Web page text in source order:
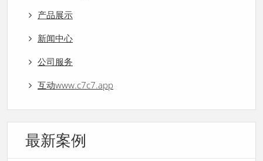
产品展示
新闻中心
公司服务
互动www.c7c7.app
最新案例